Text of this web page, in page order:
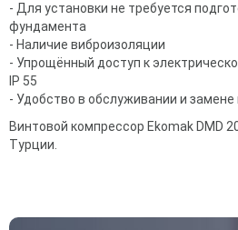
- Для установки не требуется
фундамента
- Наличие виброизоляции
- Упрощённый доступ к
IP 55
- Удобство в обслуживании и
Винтовой компрессор Ekomak DMD
Турции.